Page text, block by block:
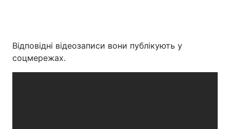
Відповідні відеозаписи вони публікують у
соцмережах.